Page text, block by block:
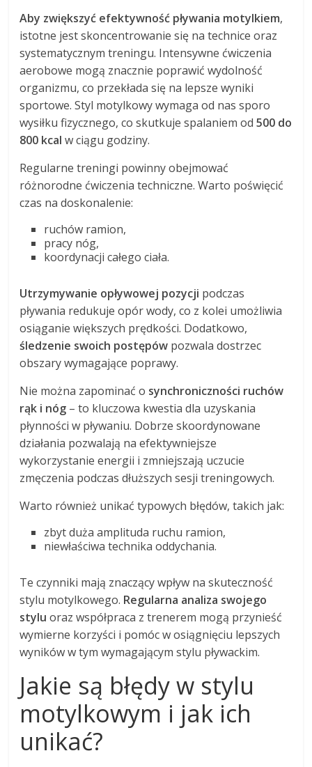
Aby zwiększyć efektywność pływania motylkiem,
istotne jest skoncentrowanie się na technice oraz
systematycznym treningu. Intensywne ćwiczenia
aerobowe mogą znacznie poprawić wydolność
organizmu, co przekłada się na lepsze wyniki
sportowe. Styl motylkowy wymaga od nas sporo
wysiłku fizycznego, co skutkuje spalaniem od500 do
800 kcal w ciągu godziny.
Regularne treningi powinny obejmować
różnorodne ćwiczenia techniczne. Warto poświęcić
czas na doskonalenie:
ruchów ramion,
pracy nóg,
koordynacji całego ciała.
Utrzymywanie opływowej pozycji podczas
pływania redukuje opór wody, co z kolei umożliwia
osiąganie większych prędkości. Dodatkowo,
śledzenie swoich postępów pozwala dostrzec
obszary wymagające poprawy.
Nie można zapominać o synchroniczności ruchów
rąk i nóg – to kluczowa kwestia dla uzyskania
płynności w pływaniu. Dobrze skoordynowane
działania pozwalają na efektywniejsze
wykorzystanie energii i zmniejszają uczucie
zmęczenia podczas dłuższych sesji treningowych.
Warto również unikać typowych błędów, takich jak:
zbyt duża amplituda ruchu ramion,
niewłaściwa technika oddychania.
Te czynniki mają znaczący wpływ na skuteczność
stylu motylkowego. Regularna analiza swojego
stylu oraz współpraca z trenerem mogą przynieść
wymierne korzyści i pomóc w osiągnięciu lepszych
wyników w tym wymagającym stylu pływackim.
Jakie są błędy w stylu
motylkowym i jak ich
unikać?